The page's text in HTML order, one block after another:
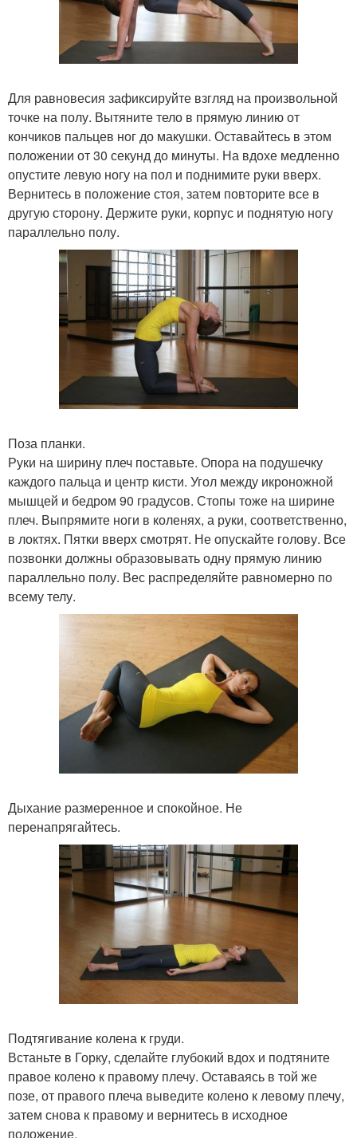
Для равновесия зафиксируйте взгляд на произвольной
точке на полу. Вытяните тело в прямую линию от
кончиков пальцев ног до макушки. Оставайтесь в этом
положении от 30 секунд до минуты. На вдохе медленно
опустите левую ногу на пол и поднимите руки вверх.
Вернитесь в положение стоя, затем повторите все в
другую сторону. Держите руки, корпус и поднятую ногу
параллельно полу.
Поза планки.
Руки на ширину плеч поставьте. Опора на подушечку
каждого пальца и центр кисти. Угол между икроножной
мышцей и бедром 90 градусов. Стопы тоже на ширине
плеч. Выпрямите ноги в коленях, а руки, соответственно,
в локтях. Пятки вверх смотрят. Не опускайте голову. Все
позвонки должны образовывать одну прямую линию
параллельно полу. Вес распределяйте равномерно по
всему телу.
Дыхание размеренное и спокойное. Не
перенапрягайтесь.
Подтягивание колена к груди.
Встаньте в Горку, сделайте глубокий вдох и подтяните
правое колено к правому плечу. Оставаясь в той же
позе, от правого плеча выведите колено к левому плечу,
затем снова к правому и вернитесь в исходное
положение.